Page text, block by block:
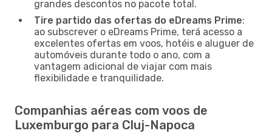
grandes descontos no pacote total.
Tire partido das ofertas do eDreams Prime:
ao subscrever o eDreams Prime, terá acesso a
excelentes ofertas em voos, hotéis e aluguer de
automóveis durante todo o ano, com a
vantagem adicional de viajar com mais
flexibilidade e tranquilidade.
Companhias aéreas com voos de
Luxemburgo para Cluj-Napoca